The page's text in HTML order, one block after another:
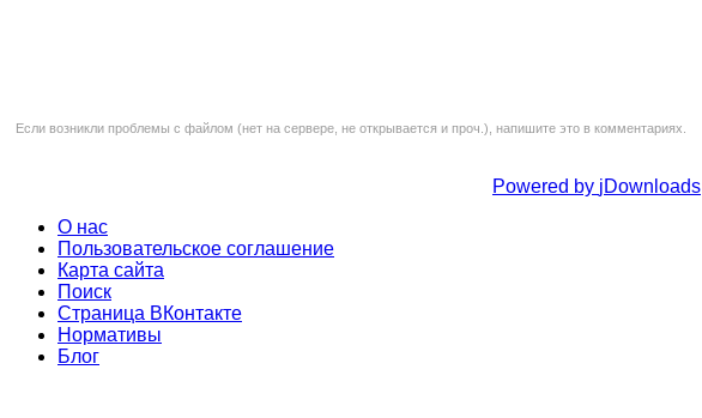
Если возникли проблемы с файлом (нет на сервере, не открывается и проч.), напишите это в комментариях.
Powered by jDownloads
О нас
Пользовательское соглашение
Карта сайта
Поиск
Страница ВКонтакте
Нормативы
Блог